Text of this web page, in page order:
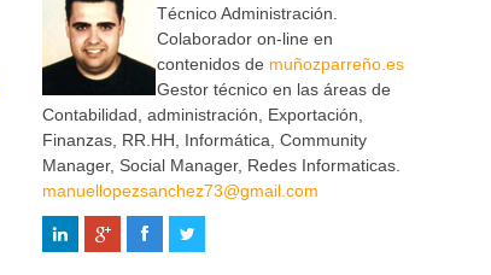
Técnico Administración.
Colaborador on-line en
contenidos de muñozparreño.es
Gestor técnico en las áreas de
Contabilidad, administración, Exportación,
Finanzas, RR.HH, Informática, Community
Manager, Social Manager, Redes Informaticas.
manuellopezsanchez73@gmail.com